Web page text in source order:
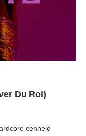
Du Roi)
eenheid